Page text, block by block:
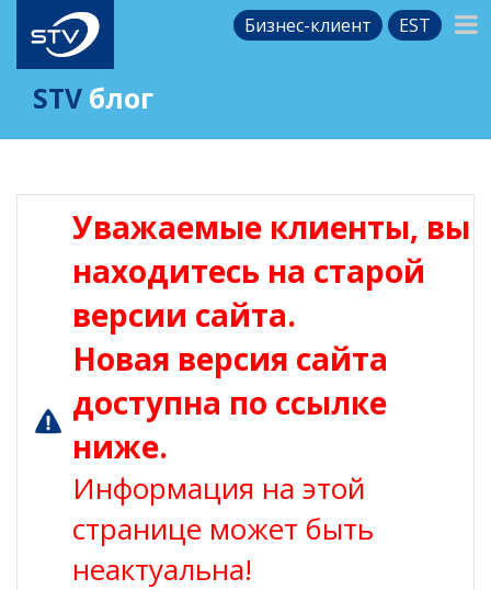
Бизнес-клиент EST
STV блог
Уважаемые клиенты, вы
находитесь на старой
версии сайта.
Новая версия сайта
доступна по ссылке
ниже.
Информация на этой
странице может быть
неактуальна!